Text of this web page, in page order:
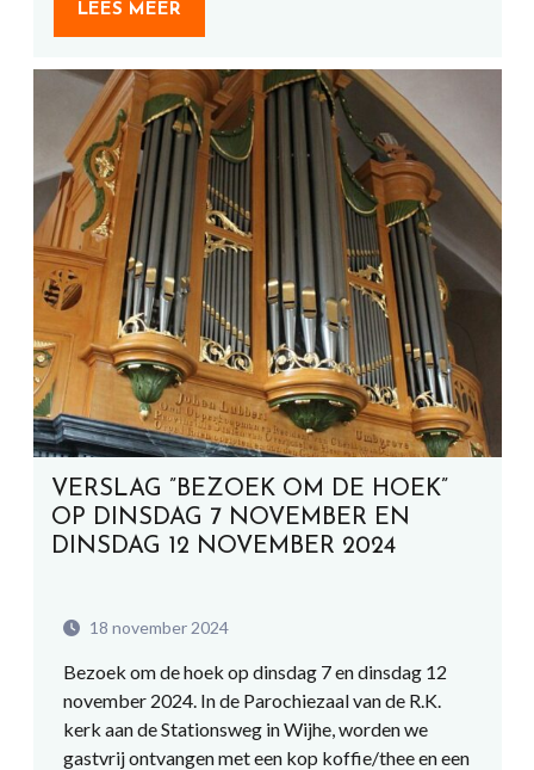
LEES MEER
VERSLAG ”BEZOEK OM DE HOEK”
OP DINSDAG 7 NOVEMBER EN
DINSDAG 12 NOVEMBER 2024
18 november 2024
Bezoek om de hoek op dinsdag 7 en dinsdag 12
november 2024. In de Parochiezaal van de R.K.
kerk aan de Stationsweg in Wijhe, worden we
gastvrij ontvangen met een kop koffie/thee en een